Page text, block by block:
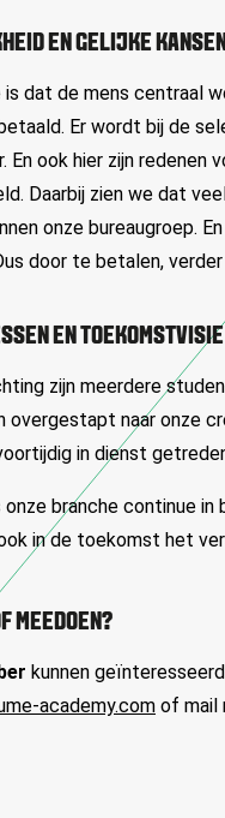
EN GELIJKE
is dat de mens centraal
Er wordt bij de
En ook hier zijn
Daarbij zien we dat
onze bureaugroep.
door te betalen,
EN TOEKOMSTVISIE
zijn meerdere
overgestapt naar onze
in dienst
onze branche continue
in de toekomst het
MEEDOEN?
kunnen
academy.com of mail